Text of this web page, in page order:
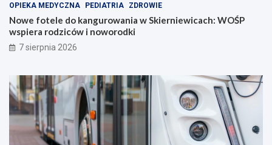
OPIEKA MEDYCZNA PEDIATRIA ZDROWIE
Nowe fotele do kangurowania w Skierniewicach: WOŚP
wspiera rodziców i noworodki
7 sierpnia 2026